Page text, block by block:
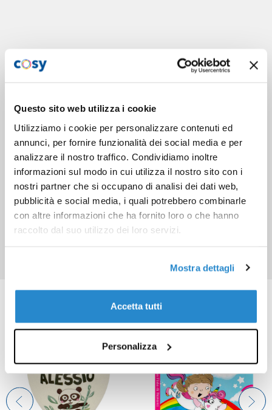
Questo sito web utilizza i cookie
Utilizziamo i cookie per personalizzare contenuti ed
annunci, per fornire funzionalità dei social media e per
analizzare il nostro traffico. Condividiamo inoltre
informazioni sul modo in cui utilizza il nostro sito con i
nostri partner che si occupano di analisi dei dati web,
pubblicità e social media, i quali potrebbero combinarle
con altre informazioni che ha fornito loro o che hanno
raccolto dal suo utilizzo dei loro servizi.
Mostra dettagli
Accetta tutti
Personalizza
Prodotti correlati